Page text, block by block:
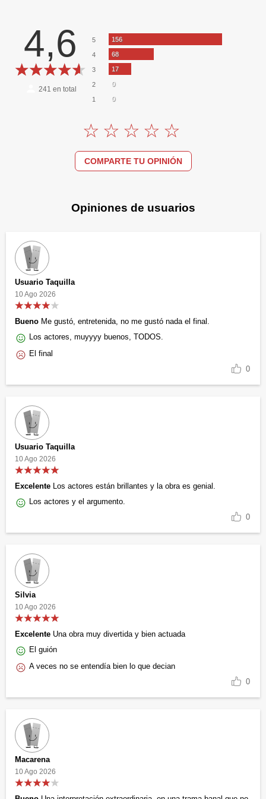
4,6
241 en total
5 156
4 68
3 17
2 0
1 0
COMPARTE TU OPINIÓN
Opiniones de usuarios
Usuario Taquilla
10 Ago 2026
Bueno Me gustó, entretenida, no me gustó nada el final.
Los actores, muyyyy buenos, TODOS.
El final
0
Usuario Taquilla
10 Ago 2026
Excelente Los actores están brillantes y la obra es genial.
Los actores y el argumento.
0
Silvia
10 Ago 2026
Excelente Una obra muy divertida y bien actuada
El guión
A veces no se entendía bien lo que decian
0
Macarena
10 Ago 2026